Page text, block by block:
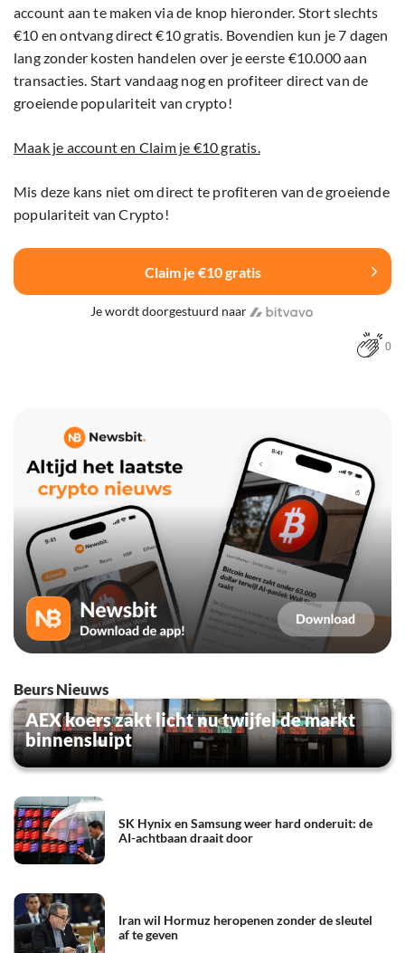
account aan te maken via de knop hieronder. Stort slechts
€10 en ontvang direct €10 gratis. Bovendien kun je 7 dagen
lang zonder kosten handelen over je eerste €10.000 aan
transacties. Start vandaag nog en profiteer direct van de
groeiende populariteit van crypto!
Maak je account en Claim je €10 gratis.
Mis deze kans niet om direct te profiteren van de groeiende
populariteit van Crypto!
Claim je €10 gratis
Je wordt doorgestuurd naar
0
Beurs Nieuws
AEX koers zakt licht nu twijfel de markt
binnensluipt
SK Hynix en Samsung weer hard onderuit: de
AI-achtbaan draait door
Iran wil Hormuz heropenen zonder de sleutel
af te geven